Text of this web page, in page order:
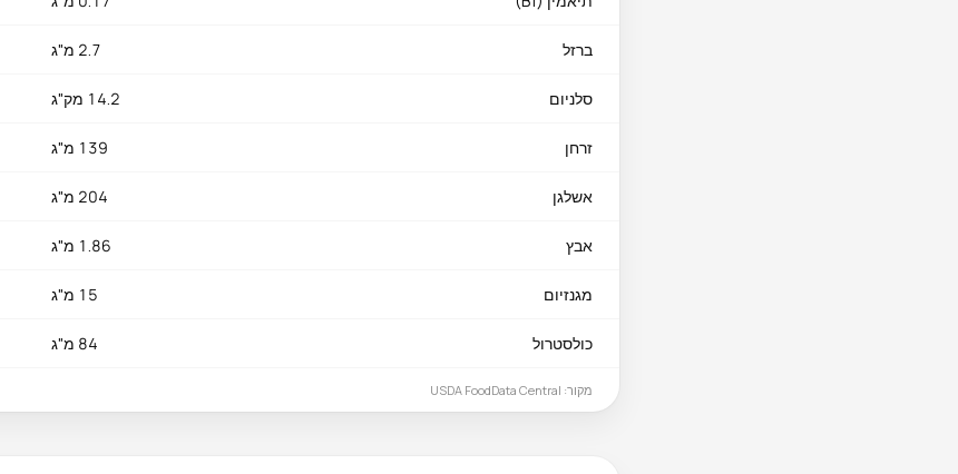
ברזל 2.7 מ"ג
סלניום 14.2 מק"ג
זרחן 139 מ"ג
אשלגן 204 מ"ג
אבץ 1.86 מ"ג
מגנזיום 15 מ"ג
כולסטרול 84 מ"ג
מקור: USDA FoodData Central